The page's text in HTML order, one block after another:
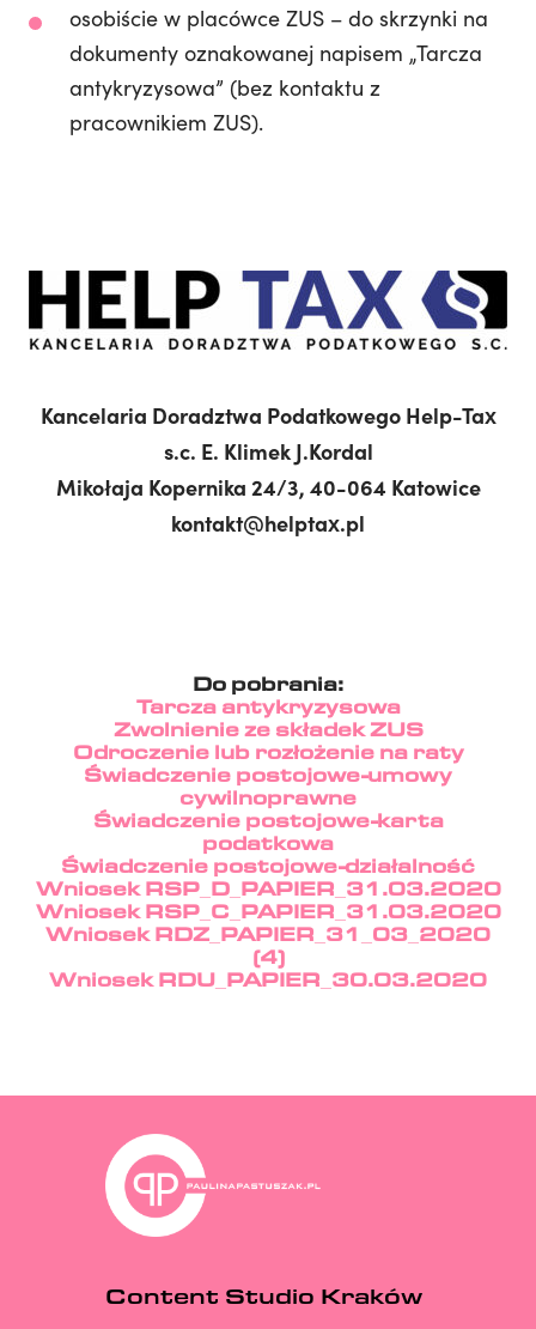
osobiście w placówce ZUS – do skrzynki na
dokumenty oznakowanej napisem „Tarcza
antykryzysowa” (bez kontaktu z
pracownikiem ZUS).
Kancelaria Doradztwa Podatkowego Help-Tax
s.c. E. Klimek J.Kordal
Mikołaja Kopernika 24/3, 40-064 Katowice
kontakt@helptax.pl
Do pobrania:
Tarcza antykryzysowa
Zwolnienie ze składek ZUS
Odroczenie lub rozłożenie na raty
Świadczenie postojowe-umowy
cywilnoprawne
Świadczenie postojowe-karta
podatkowa
Świadczenie postojowe-działalność
Wniosek RSP_D_PAPIER_31.03.2020
Wniosek RSP_C_PAPIER_31.03.2020
Wniosek RDZ_PAPIER_31_03_2020
(4)
Wniosek RDU_PAPIER_30.03.2020
Content Studio Kraków